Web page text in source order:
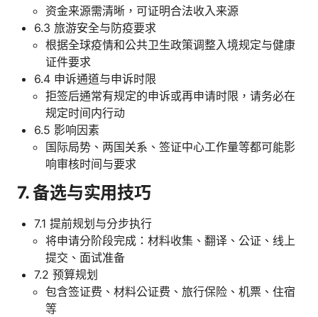
资金来源需清晰，可证明合法收入来源
6.3 旅游安全与防疫要求
根据全球疫情和公共卫生政策调整入境规定与健康
证件要求
6.4 申诉通道与申诉时限
拒签后通常有规定的申诉或再申请时限，请务必在
规定时间内行动
6.5 影响因素
国际局势、两国关系、签证中心工作量等都可能影
响审核时间与要求
7. 备选与实用技巧
7.1 提前规划与分步执行
将申请分阶段完成：材料收集、翻译、公证、线上
提交、面试准备
7.2 预算规划
包含签证费、材料公证费、旅行保险、机票、住宿
等